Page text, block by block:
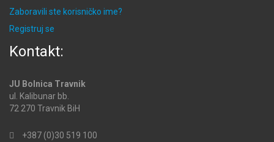
Zaboravili ste korisničko ime?
Registruj se
Kontakt:
JU Bolnica Travnik
ul. Kalibunar bb.
72 270 Travnik BiH
+387 (0)30 519 100